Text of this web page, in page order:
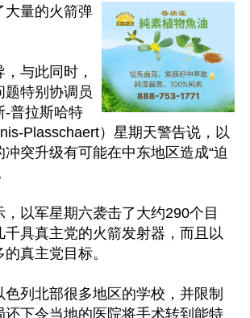
大量的火箭弹
与此同时，
题特别协调员
-普拉斯哈特
Plasschaert）星期天警告说，以
突升级有可能在中东地区造成“迫
以军星期六袭击了大约290个目
千具真主党的火箭发射器，而且以
真主党目标。
列北部很多地区的学校，并限制
还下令当地的医院将手术转到能特